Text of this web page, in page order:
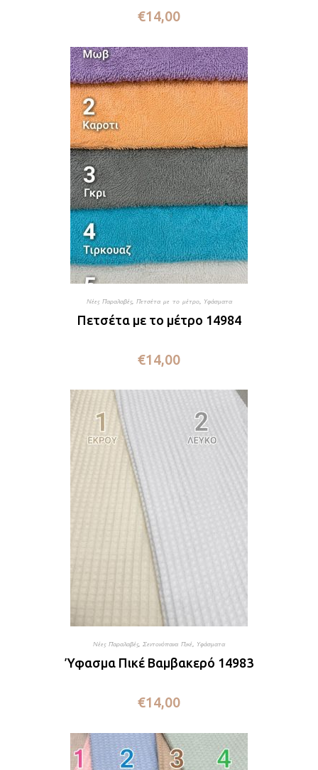
€14,00
Νέες Παραλαβές, Πετσέτα με το μέτρο, Υφάσματα
Πετσέτα με το μέτρο 14984
€14,00
Νέες Παραλαβές, Σεντονόπανα Πικέ Υφάσματα
Ύφασμα Πικέ Βαμβακερό 14983
€14,00